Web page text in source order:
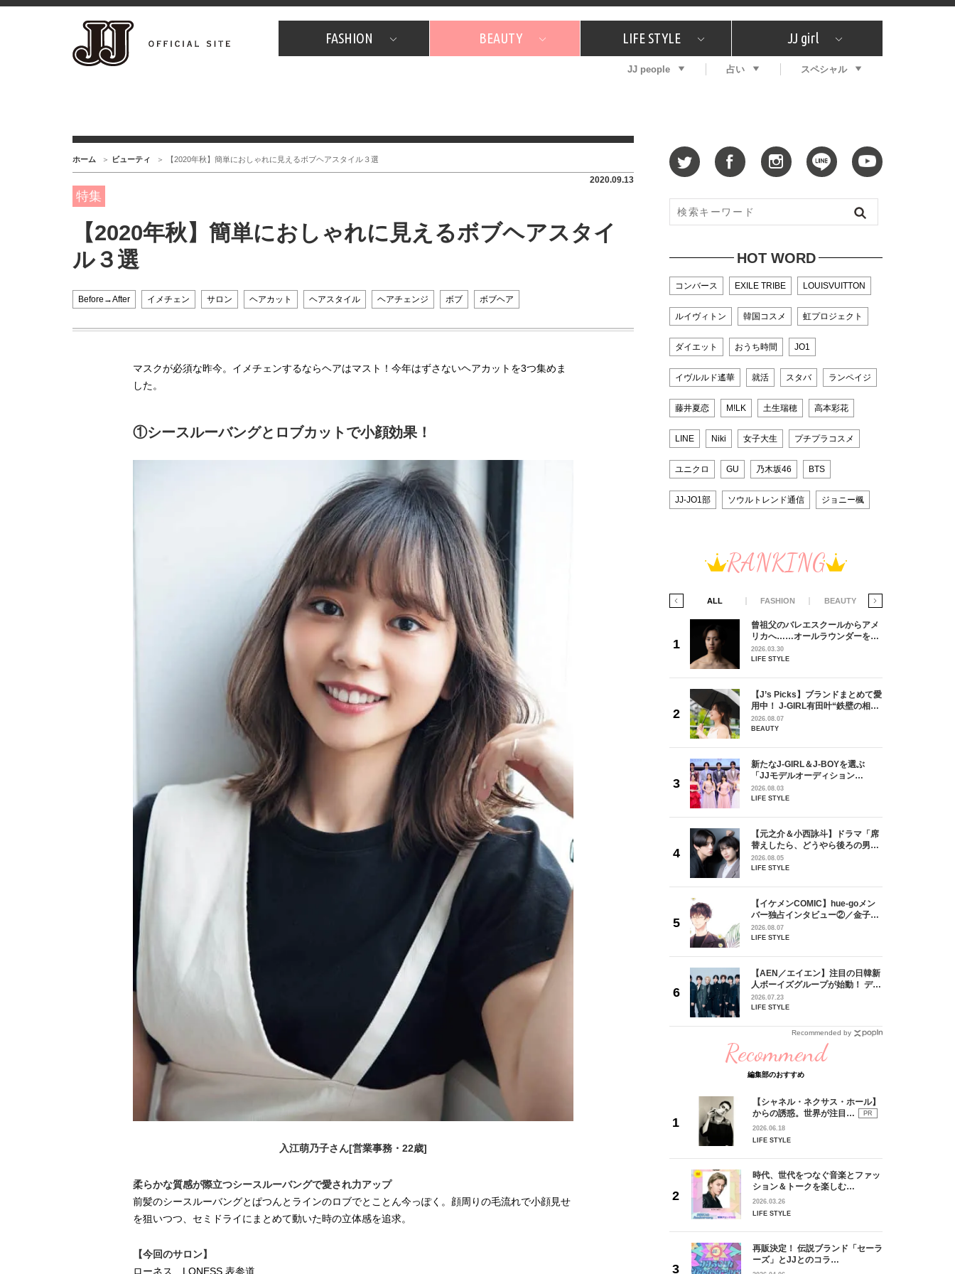
FASHION
JJスタッフの"それどこの"？ プチプラ プレゼント
BEAUTY
コスメ全部試してみた What's NEW？ 特集
LIFE STYLE
JJグルメガイド エンタメ プレゼント
恋愛
JJ girl
特集 おしゃラン！
JJ people 占い スペシャル
ホーム ビューティ 【2020年秋】簡単におしゃれに見えるボブヘアスタイル３選
2020.09.13
特集
【2020年秋】簡単におしゃれに見えるボブヘアスタイ
ル３選
Before→After イメチェン サロン ヘアカット ヘアスタイル ヘアチェンジ ボブ ボブヘア
マスクが必須な昨今。イメチェンするならヘアはマスト！今年はずさないヘアカットを3つ集めま
した。
①シースルーバングとロブカットで小顔効果！
入江萌乃子さん[営業事務・22歳]
柔らかな質感が際立つシースルーバングで愛され力アップ
前髪のシースルーバングとぱつんとラインのロブでとことん今っぽく。顔周りの毛流れで小顔見せ
を狙いつつ、セミドライにまとめて動いた時の立体感を追求。
【今回のサロン】
ローネス LONESS 表参道
HOT WORD
コンバース EXILE TRIBE LOUISVUITTON
ルイヴィトン 韓国コスメ 虹プロジェクト
ダイエット おうち時間 JO1
イヴルルド遙華 就活 スタバ ランペイジ
藤井夏恋 M!LK 土生瑞穂 高本彩花
LINE Niki 女子大生 プチプラコスメ
ユニクロ GU 乃木坂46 BTS
JJ-JO1部 ソウルトレンド通信 ジョニー楓
RANKING
ALL FASHION BEAUTY
【J’s Picks】ブランドまとめて愛
用中！ J-GIRL有田叶“鉄壁の相
棒”〈ビューティ＆ファッション
夏の必需品〉
2026.08.07
BEAUTY
【JJ専属モデルの素顔】ビューテ
ィ大好き！ 松川 星のお気に入り
コスメをCHECK
2025.12.16
【J’s Picks】J-GIRL早坂萌香の
徹底した日焼けケア！ でも、いち
ばん大切なのは…〈ビューティ＆
ファッション夏の必需品〉
【JJ専属モデルの素顔】ホ・ジウ
ォンの愛用スキンケアは敏感肌向
【JJ専属モデルの素顔】ツヤと輝
きを放つ美肌を生み出す松川 星の
【プロ伝授】”韓国っぽ”なウェー
ブヘア簡単アレンジのコツ！
「JJモデルオーディション
2027」が募集開始！ 予選ブロッ
クは候補生の“魅力”を重視した
「新システム」に変わります
2026.08.03
LIFE STYLE
【元之介＆小西詠斗】ドラマ「席
替えしたら、どうやら後ろの男が
どうやら俺のこと好きらしい」放
送記念インタビュー♡ 「自然と詠
斗くんが可愛く見えたんです」
2026.08.05
LIFE STYLE
【イケメンCOMIC】hue-goメン
バー独占インタビュー②／金子玄
矢「感情をズバーッと言葉にでき
た時は幸せ〜」
2026.08.07
LIFE STYLE
【AEN／エイエン】注目の日韓新
人ボーイズグループが始動！ デビ
ュー目前のフレッシュな面々を独
占インタビュー。7人の魅力に迫
ります♪
2026.07.23
LIFE STYLE
【新世代J-POPグループ
aoen（アオエン）】自身がアーテ
曾祖父のバレエスクールからアメ
リカへ……オールラウンダーを目
指すダンサーは踊ることが好きす
ぎる【王子様の推しドコロ】
2026.03.30
LIFE STYLE
【J’s Picks】ブランドまとめて愛
用中！ J-GIRL有田叶“鉄壁の相
棒”〈ビューティ＆ファッション
夏の必需品〉
2026.08.07
BEAUTY
新たなJ-GIRL＆J-BOYを選ぶ
「JJモデルオーディション
2027」が募集開始！ 予選ブロッ
クは候補生の“魅力”を重視した
2026.08.03
LIFE STYLE
【元之介＆小西詠斗】ドラマ「席
替えしたら、どうやら後ろの男が
どうやら俺のこと好きらしい」放
送記念インタビュー♡ 「自然と詠
2026.08.05
LIFE STYLE
【イケメンCOMIC】hue-goメン
バー独占インタビュー②／金子玄
矢「感情をズバーッと言葉にでき
た時は幸せ〜」
2026.08.07
LIFE STYLE
【AEN／エイエン】注目の日韓新
人ボーイズグループが始動！ デビ
ュー目前のフレッシュな面々を独
占インタビュー。7人の魅力に迫
2026.07.23
LIFE STYLE
Recommended by
Recommend
編集部のおすすめ
【シャネル・ネクサス・ホール】
からの誘惑。世界が注目…
PR
2026.06.18
LIFE STYLE
時代、世代をつなぐ音楽とファッ
ション＆トークを楽しむ…
2026.03.26
LIFE STYLE
再販決定！ 伝説ブランド「セーラ
ーズ」とJJとのコラ…